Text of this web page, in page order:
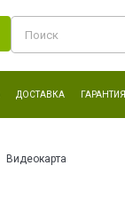
ДОСТАВКА ГАРАНТИЯ
Видеокарта